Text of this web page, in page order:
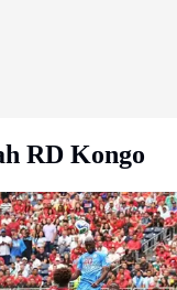
RD Kongo